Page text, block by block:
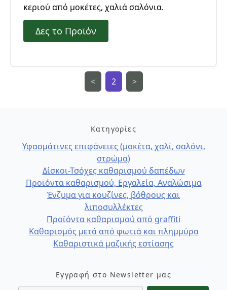
κεριού από μοκέτες, χαλιά σαλόνια.
Δες το Προϊόν
< 2 >
Κατηγορίες
Υφασμάτινες επιφάνειες (μοκέτα, χαλί, σαλόνι,
στρώμα)
Δίσκοι-Τσόχες καθαρισμού δαπέδων
Προϊόντα καθαρισμού, Εργαλεία, Αναλώσιμα
Ένζυμα για κουζίνες, βόθρους και
λιποσυλλέκτες
Προϊόντα καθαρισμού από graffiti
Καθαρισμός μετά από φωτιά και πλημμύρα
Καθαριστικά μαζικής εστίασης
Εγγραφή στο Newsletter μας